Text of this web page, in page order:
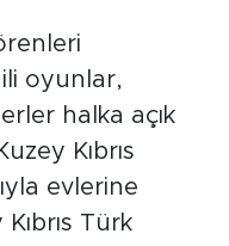
oyunlar,
halka açık
Kıbrıs
evlerine
Türk